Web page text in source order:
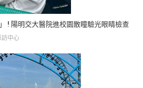
! 陽明交大醫院進校園散瞳驗光眼睛檢查
訪中心